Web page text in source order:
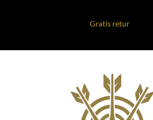
Gratis retur